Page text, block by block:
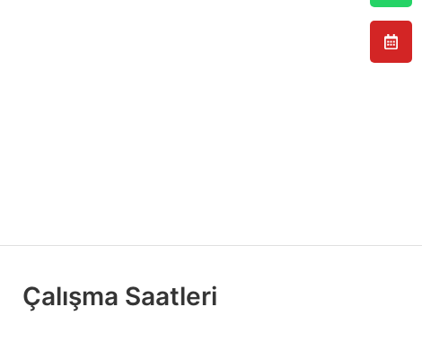
Çalışma Saatleri